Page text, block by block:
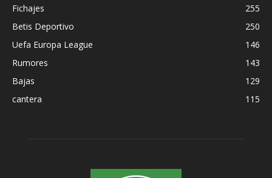
Fichajes
255
Betis Deportivo
250
Uefa Europa League
146
Rumores
143
Bajas
129
cantera
115